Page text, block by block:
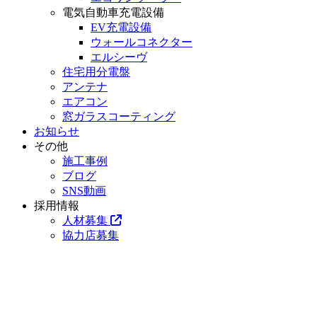
電気自動車充電設備
EV充電設備
ウォールコネクター
エルシーヴ
住宅用分電盤
アンテナ
エアコン
窓ガラスコーティング
お知らせ
その他
施工事例
ブログ
SNS動画
採用情報
人材募集
協力店募集